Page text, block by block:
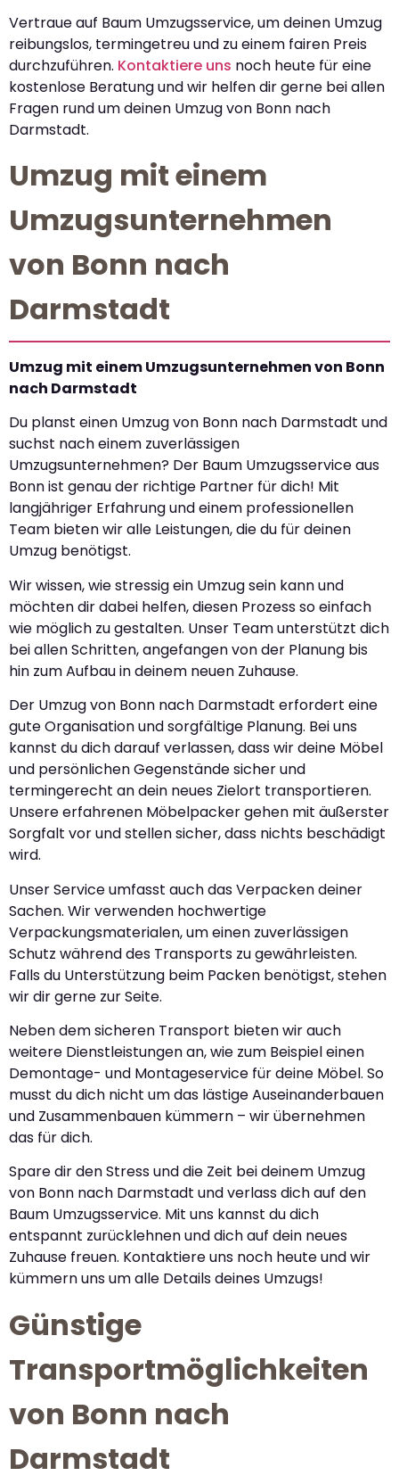
Vertraue auf Baum Umzugsservice, um deinen Umzug
reibungslos, termingetreu und zu einem fairen Preis
durchzuführen. Kontaktiere uns noch heute für eine
kostenlose Beratung und wir helfen dir gerne bei allen
Fragen rund um deinen Umzug von Bonn nach
Darmstadt.
Umzug mit einem
Umzugsunternehmen
von Bonn nach
Darmstadt
Umzug mit einem Umzugsunternehmen von Bonn
nach Darmstadt
Du planst einen Umzug von Bonn nach Darmstadt und
suchst nach einem zuverlässigen
Umzugsunternehmen? Der Baum Umzugsservice aus
Bonn ist genau der richtige Partner für dich! Mit
langjähriger Erfahrung und einem professionellen
Team bieten wir alle Leistungen, die du für deinen
Umzug benötigst.
Wir wissen, wie stressig ein Umzug sein kann und
möchten dir dabei helfen, diesen Prozess so einfach
wie möglich zu gestalten. Unser Team unterstützt dich
bei allen Schritten, angefangen von der Planung bis
hin zum Aufbau in deinem neuen Zuhause.
Der Umzug von Bonn nach Darmstadt erfordert eine
gute Organisation und sorgfältige Planung. Bei uns
kannst du dich darauf verlassen, dass wir deine Möbel
und persönlichen Gegenstände sicher und
termingerecht an dein neues Zielort transportieren.
Unsere erfahrenen Möbelpacker gehen mit äußerster
Sorgfalt vor und stellen sicher, dass nichts beschädigt
wird.
Unser Service umfasst auch das Verpacken deiner
Sachen. Wir verwenden hochwertige
Verpackungsmaterialen, um einen zuverlässigen
Schutz während des Transports zu gewährleisten.
Falls du Unterstützung beim Packen benötigst, stehen
wir dir gerne zur Seite.
Neben dem sicheren Transport bieten wir auch
weitere Dienstleistungen an, wie zum Beispiel einen
Demontage- und Montageservice für deine Möbel. So
musst du dich nicht um das lästige Auseinanderbauen
und Zusammenbauen kümmern – wir übernehmen
das für dich.
Spare dir den Stress und die Zeit bei deinem Umzug
von Bonn nach Darmstadt und verlass dich auf den
Baum Umzugsservice. Mit uns kannst du dich
entspannt zurücklehnen und dich auf dein neues
Zuhause freuen. Kontaktiere uns noch heute und wir
kümmern uns um alle Details deines Umzugs!
Günstige
Transportmöglichkeiten
von Bonn nach
Darmstadt